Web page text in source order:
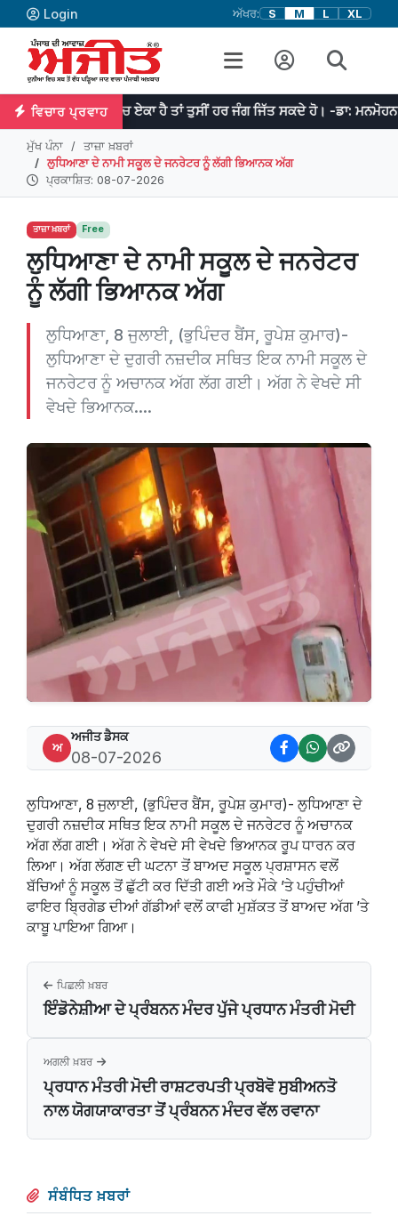
Login ਅੱਖਰ: S M L XL
ਵਿਚਾਰ ਪ੍ਰਵਾਹ
ਵਿਚ ਏਕਾ ਹੈ ਤਾਂ ਤੁਸੀਂ ਹਰ ਜੰਗ ਜਿੱਤ ਸਕਦੇ ਹੋ। -ਡਾ: ਮਨਮੋਹਨ ਸਿੰਘ
ਮੁੱਖ ਪੰਨਾ
ਤਾਜ਼ਾ ਖ਼ਬਰਾਂ
ਲੁਧਿਆਣਾ ਦੇ ਨਾਮੀ ਸਕੂਲ ਦੇ ਜਨਰੇਟਰ ਨੂੰ ਲੱਗੀ ਭਿਆਨਕ ਅੱਗ
ਪ੍ਰਕਾਸ਼ਿਤ: 08-07-2026
ਤਾਜ਼ਾ ਖ਼ਬਰਾਂ Free
ਲੁਧਿਆਣਾ ਦੇ ਨਾਮੀ ਸਕੂਲ ਦੇ ਜਨਰੇਟਰ
ਨੂੰ ਲੱਗੀ ਭਿਆਨਕ ਅੱਗ
ਲੁਧਿਆਣਾ, 8 ਜੁਲਾਈ, (ਭੁਪਿੰਦਰ ਬੈਂਸ, ਰੂਪੇਸ਼ ਕੁਮਾਰ)-
ਲੁਧਿਆਣਾ ਦੇ ਦੁਗਰੀ ਨਜ਼ਦੀਕ ਸਥਿਤ ਇਕ ਨਾਮੀ ਸਕੂਲ ਦੇ
ਜਨਰੇਟਰ ਨੂੰ ਅਚਾਨਕ ਅੱਗ ਲੱਗ ਗਈ। ਅੱਗ ਨੇ ਵੇਖਦੇ ਸੀ
ਵੇਖਦੇ ਭਿਆਨਕ....
ਅ
ਅਜੀਤ ਡੈਸਕ
08-07-2026
ਲੁਧਿਆਣਾ, 8 ਜੁਲਾਈ, (ਭੁਪਿੰਦਰ ਬੈਂਸ, ਰੂਪੇਸ਼ ਕੁਮਾਰ)- ਲੁਧਿਆਣਾ ਦੇ
ਦੁਗਰੀ ਨਜ਼ਦੀਕ ਸਥਿਤ ਇਕ ਨਾਮੀ ਸਕੂਲ ਦੇ ਜਨਰੇਟਰ ਨੂੰ ਅਚਾਨਕ
ਅੱਗ ਲੱਗ ਗਈ। ਅੱਗ ਨੇ ਵੇਖਦੇ ਸੀ ਵੇਖਦੇ ਭਿਆਨਕ ਰੂਪ ਧਾਰਨ ਕਰ
ਲਿਆ। ਅੱਗ ਲੱਗਣ ਦੀ ਘਟਨਾ ਤੋਂ ਬਾਅਦ ਸਕੂਲ ਪ੍ਰਸ਼ਾਸਨ ਵਲੋਂ
ਬੱਚਿਆਂ ਨੂੰ ਸਕੂਲ ਤੋਂ ਛੁੱਟੀ ਕਰ ਦਿੱਤੀ ਗਈ ਅਤੇ ਮੌਕੇ ’ਤੇ ਪਹੁੰਚੀਆਂ
ਫਾਇਰ ਬ੍ਰਿਗੇਡ ਦੀਆਂ ਗੱਡੀਆਂ ਵਲੋਂ ਕਾਫੀ ਮੁਸ਼ੱਕਤ ਤੋਂ ਬਾਅਦ ਅੱਗ ’ਤੇ
ਕਾਬੂ ਪਾਇਆ ਗਿਆ।
ਪਿਛਲੀ ਖ਼ਬਰ
ਇੰਡੋਨੇਸ਼ੀਆ ਦੇ ਪ੍ਰੰਬਨਨ ਮੰਦਰ ਪੁੱਜੇ ਪ੍ਰਧਾਨ ਮੰਤਰੀ ਮੋਦੀ
ਅਗਲੀ ਖ਼ਬਰ
ਪ੍ਰਧਾਨ ਮੰਤਰੀ ਮੋਦੀ ਰਾਸ਼ਟਰਪਤੀ ਪ੍ਰਬੋਵੋ ਸੁਬੀਅਨਤੋ
ਨਾਲ ਯੋਗਯਾਕਾਰਤਾ ਤੋਂ ਪ੍ਰੰਬਨਨ ਮੰਦਰ ਵੱਲ ਰਵਾਨਾ
ਸੰਬੰਧਿਤ ਖ਼ਬਰਾਂ